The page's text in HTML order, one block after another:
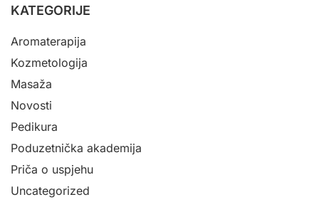
KATEGORIJE
Aromaterapija
Kozmetologija
Masaža
Novosti
Pedikura
Poduzetnička akademija
Priča o uspjehu
Uncategorized